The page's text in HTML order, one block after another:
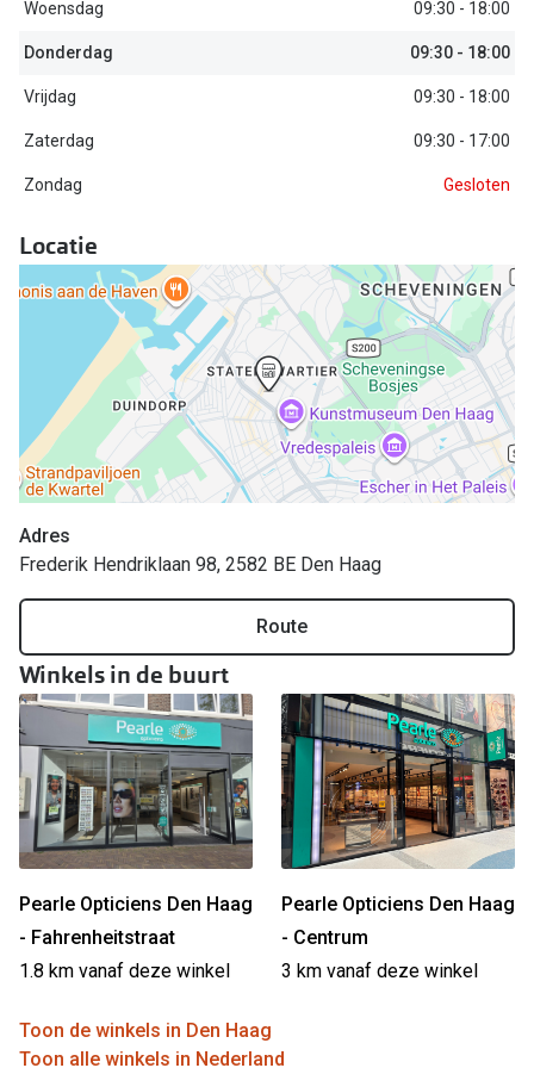
Merken
Ray-Ban
DbyD
Michael Kors
Emporio Armani
Oakley
Ralph Lauren
Burberry
Alle brillen merken
Online bril kopen in maar 4 stappen
Soorten brillenglazen
Bril online passen
Brillentrends
Zorgvergoeding brillen
Meekleurende glazen
Alles over brillen
Biofinity
Dailies
Alle
Lenzen
Alles
Woensdag 09:30 - 18:00
Donderdag 09:30 - 18:00
Vrijdag 09:30 - 18:00
Zaterdag 09:30 - 17:00
Zondag Gesloten
Locatie
Adres
Frederik Hendriklaan 98, 2582 BE Den Haag
Route
Winkels in de buurt
Pearle Opticiens Den Haag
- Fahrenheitstraat
1.8 km vanaf deze winkel
Pearle Opticiens Den Haag
- Centrum
3 km vanaf deze winkel
Toon de winkels in Den Haag
Toon alle winkels in Nederland